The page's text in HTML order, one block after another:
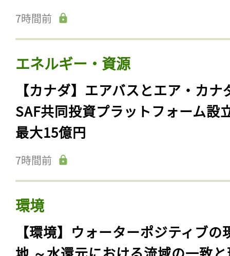
7時間前
エネルギー・資源
【カナダ】エアバスとエア・カナ
SAF共同投資プラットフォーム設
最大15億円
7時間前
環境
【環境】ウォーターポジティブの